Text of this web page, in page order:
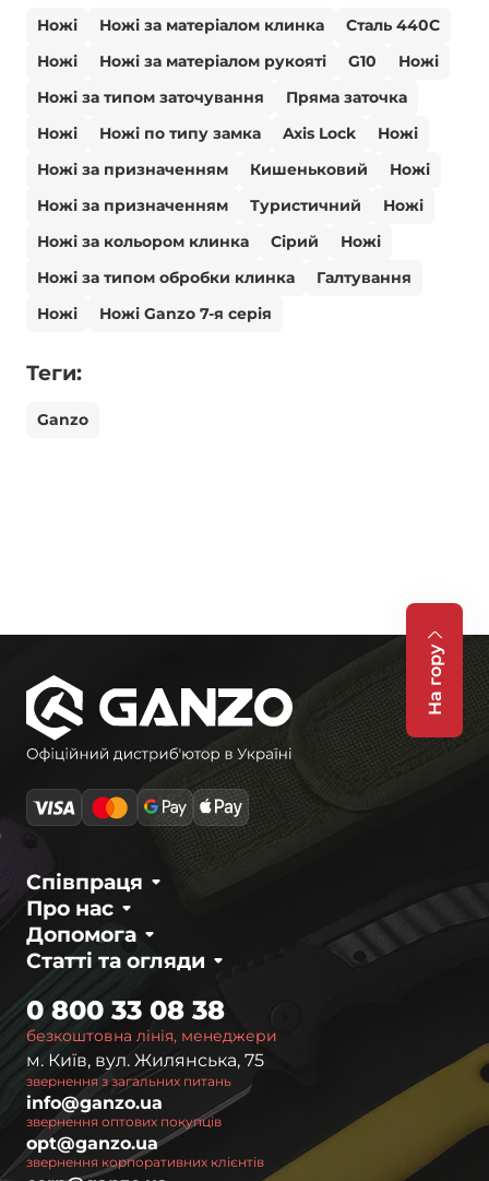
Ножі Ножі за матеріалом клинка
Сталь 440С
Ножі
Ножі за матеріалом рукояті G10
Ножі
Ножі за типом заточування
Пряма заточка
Ножі
Ножі по типу замка Axis Lock
Ножі
Ножі за призначенням
Кишеньковий
Ножі
Ножі за призначенням
Туристичний
Ножі
Ножі за кольором клинка
Сірий
Ножі
Ножі за типом обробки клинка
Галтування
Ножі
Ножі Ganzo 7-я серія
Теги:
Ganzo
На гору
Про нас
Співпраця
Статті та огляди
Допомога
безкоштовна лінія, менеджери
0 800 33 08 38
м. Київ, вул. Жилянська, 75
звернення з загальних питань
info@ganzo.ua
звернення оптових покупців
opt@ganzo.ua
звернення корпоративних клієнтів